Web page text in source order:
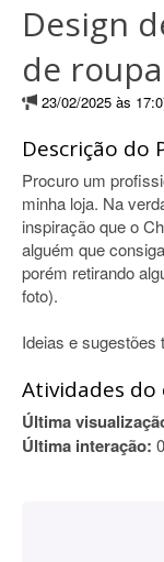
Design
de
23/02/2025 às
Descrição do
Procuro um
minha loja. Na
inspiração que o
alguém que
porém retirando
foto).
Ideias e sugestões
Atividades
Última
Última interação: